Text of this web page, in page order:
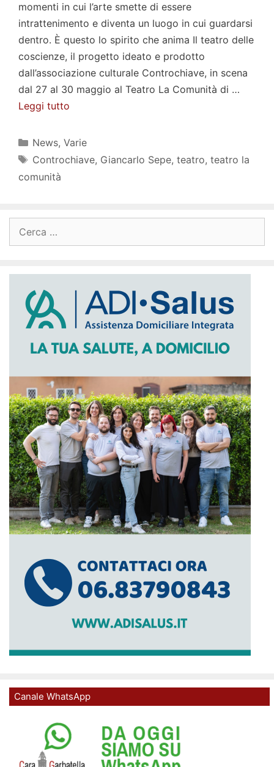
momenti in cui l’arte smette di essere
intrattenimento e diventa un luogo in cui guardarsi
dentro. È questo lo spirito che anima Il teatro delle
coscienze, il progetto ideato e prodotto
dall’associazione culturale Controchiave, in scena
dal 27 al 30 maggio al Teatro La Comunità di …
Leggi tutto
Categorie
News, Varie
Tag
Controchiave, Giancarlo Sepe, teatro, teatro la
comunità
per:
Canale WhatsApp